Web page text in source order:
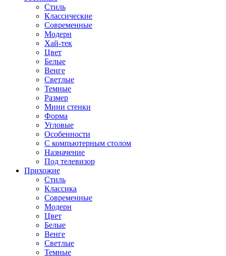
Стиль
Классические
Современные
Модерн
Хай-тек
Цвет
Белые
Венге
Светлые
Темные
Размер
Мини стенки
Форма
Угловые
Особенности
С компьютерным столом
Назначение
Под телевизор
Прихожие
Стиль
Классика
Современные
Модерн
Цвет
Белые
Венге
Светлые
Темные